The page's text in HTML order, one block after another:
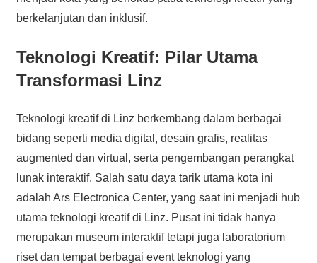
berkelanjutan dan inklusif.
Teknologi Kreatif: Pilar Utama
Transformasi Linz
Teknologi kreatif di Linz berkembang dalam berbagai
bidang seperti media digital, desain grafis, realitas
augmented dan virtual, serta pengembangan perangkat
lunak interaktif. Salah satu daya tarik utama kota ini
adalah Ars Electronica Center, yang saat ini menjadi hub
utama teknologi kreatif di Linz. Pusat ini tidak hanya
merupakan museum interaktif tetapi juga laboratorium
riset dan tempat berbagai event teknologi yang